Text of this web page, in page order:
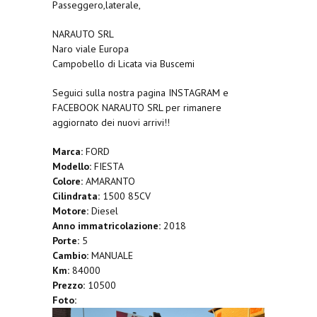
Passeggero,laterale,
NARAUTO SRL
Naro viale Europa
Campobello di Licata via Buscemi
Seguici sulla nostra pagina INSTAGRAM e
FACEBOOK NARAUTO SRL per rimanere
aggiornato dei nuovi arrivi!!
Marca: FORD
Modello: FIESTA
Colore: AMARANTO
Cilindrata: 1500 85CV
Motore: Diesel
Anno immatricolazione: 2018
Porte: 5
Cambio: MANUALE
Km: 84000
Prezzo: 10500
Foto: